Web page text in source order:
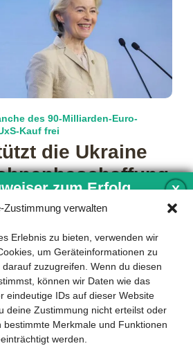
Zustimmung verwalten
Erlebnis zu bieten, verwenden wir
um Geräteinformationen zu
zuzugreifen. Wenn du diesen
können wir Daten wie das
eindeutige IDs auf dieser Website
deine Zustimmung nicht erteilst oder
bestimmte Merkmale und Funktionen
werden.
des 90-Milliarden-Euro-
Kauf frei
die Ukraine
Auszahlung eines 90-Milliarden-Euro-
X
zum Erfolg
nachhaltigen Geschäftsmodells sind für
jedes Unternehmen unverzichtbar. Das
Model Canvas hilft, sich dabei
das Wesentliche zu konzentrieren
stets im Blick zu behalten, worauf es
wirklich ankommt.
Sie unseren kostenlosen